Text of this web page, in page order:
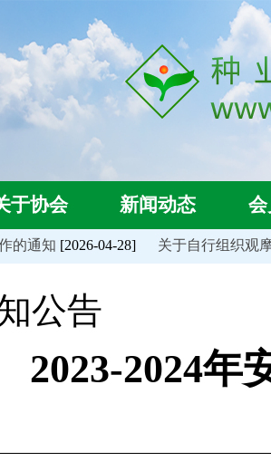
于协会 新闻动态
通知 [2026-04-28] 关于自行组织观
公告
2023-2024年